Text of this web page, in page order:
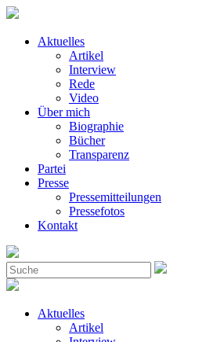
Aktuelles
Artikel
Interview
Rede
Video
Über mich
Biographie
Bücher
Transparenz
Partei
Presse
Pressemitteilungen
Pressefotos
Kontakt
Aktuelles
Artikel